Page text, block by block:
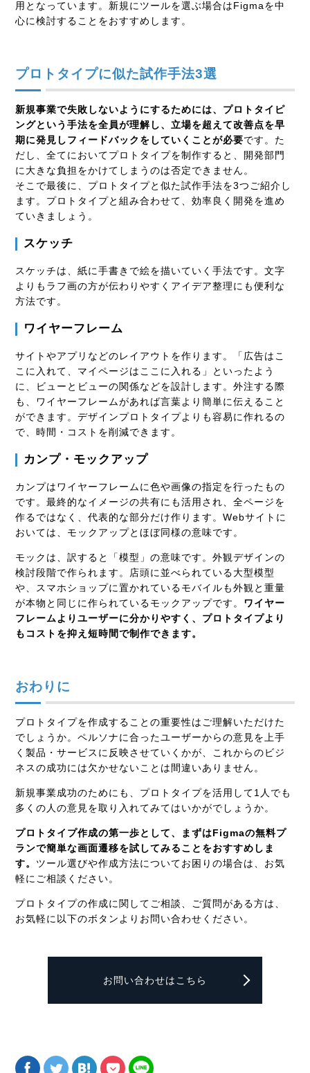
用となっています。新規にツールを選ぶ場合はFigmaを中
心に検討することをおすすめします。
プロトタイプに似た試作手法3選
新規事業で失敗しないようにするためには、プロトタイピ
ングという手法を全員が理解し、立場を超えて改善点を早
期に発見しフィードバックをしていくことが必要です。た
だし、全てにおいてプロトタイプを制作すると、開発部門
に大きな負担をかけてしまうのは否定できません。
そこで最後に、プロトタイプと似た試作手法を3つご紹介し
ます。プロトタイプと組み合わせて、効率良く開発を進め
ていきましょう。
スケッチ
スケッチは、紙に手書きで絵を描いていく手法です。文字
よりもラフ画の方が伝わりやすくアイデア整理にも便利な
方法です。
ワイヤーフレーム
サイトやアプリなどのレイアウトを作ります。「広告はこ
こに入れて、マイページはここに入れる」といったよう
に、ビューとビューの関係などを設計します。外注する際
も、ワイヤーフレームがあれば言葉より簡単に伝えること
ができます。デザインプロトタイプよりも容易に作れるの
で、時間・コストを削減できます。
カンプ・モックアップ
カンプはワイヤーフレームに色や画像の指定を行ったもの
です。最終的なイメージの共有にも活用され、全ページを
作るではなく、代表的な部分だけ作ります。Webサイトに
おいては、モックアップとほぼ同様の意味です。
モックは、訳すると「模型」の意味です。外観デザインの
検討段階で作られます。店頭に並べられている大型模型
や、スマホショップに置かれているモバイルも外観と重量
が本物と同じに作られているモックアップです。 ワイヤー
フレームよりユーザーに分かりやすく、プロトタイプより
もコストを抑え短時間で制作できます。
おわりに
プロトタイプを作成することの重要性はご理解いただけた
でしょうか。ペルソナに合ったユーザーからの意見を上手
く製品・サービスに反映させていくかが、これからのビジ
ネスの成功には欠かせないことは間違いありません。
新規事業成功のためにも、プロトタイプを活用して1人でも
多くの人の意見を取り入れてみてはいかがでしょうか。
プロトタイプ作成の第一歩として、まずはFigmaの無料プ
ランで簡単な画面遷移を試してみることをおすすめしま
す。 ツール選びや作成方法についてお困りの場合は、お気
軽にご相談ください。
プロトタイプの作成に関してご相談、ご質問がある方は、
お気軽に以下のボタンよりお問い合わせください。
お問い合わせはこちら